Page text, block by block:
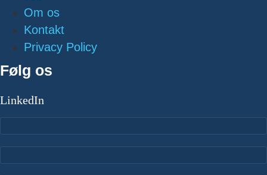
Om os
Kontakt
Privacy Policy
Følg os
LinkedIn